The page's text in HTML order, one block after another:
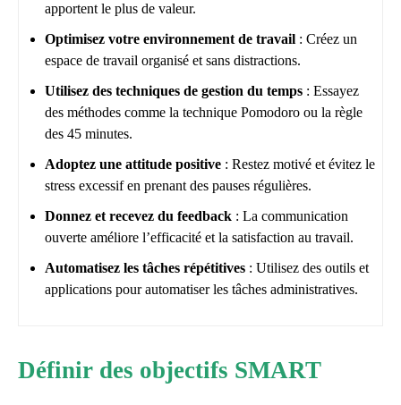
apportent le plus de valeur.
Optimisez votre environnement de travail : Créez un
espace de travail organisé et sans distractions.
Utilisez des techniques de gestion du temps : Essayez
des méthodes comme la technique Pomodoro ou la règle
des 45 minutes.
Adoptez une attitude positive : Restez motivé et évitez le
stress excessif en prenant des pauses régulières.
Donnez et recevez du feedback : La communication
ouverte améliore l’efficacité et la satisfaction au travail.
Automatisez les tâches répétitives : Utilisez des outils et
applications pour automatiser les tâches administratives.
Définir des objectifs SMART